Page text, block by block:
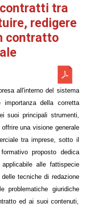
tra
redigere
contratto
all'interno del sistema
importanza della corretta
suoi principali strumenti,
una visione generale
tra imprese, sotto il
proposto dedica
alle fattispecie
tecniche di redazione
problematiche giuridiche
ed ai suoi contenuti,